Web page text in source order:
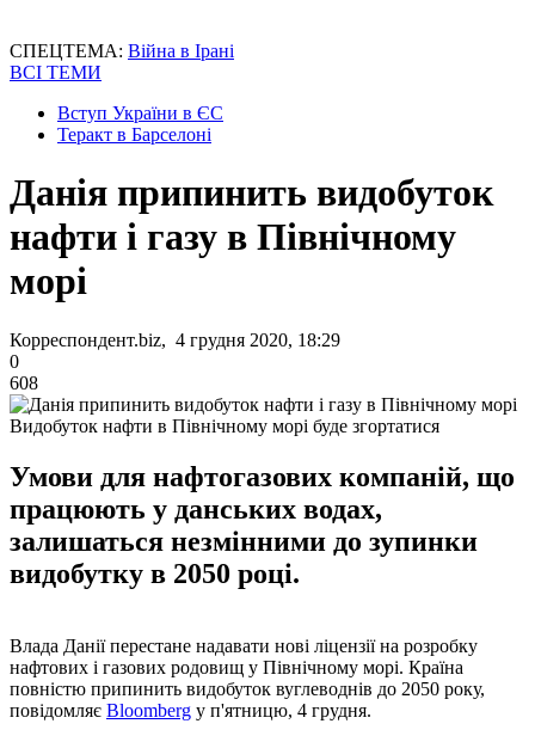
СПЕЦТЕМА: Війна в Ірані
ВСІ ТЕМИ
Вступ України в ЄС
Теракт в Барселоні
Данія припинить видобуток
нафти і газу в Північному
морі
Корреспондент.biz, 4 грудня 2020, 18:29
0
608
Видобуток нафти в Північному морі буде згортатися
Умови для нафтогазових компаній, що
працюють у данських водах,
залишаться незмінними до зупинки
видобутку в 2050 році.
Влада Данії перестане надавати нові ліцензії на розробку
нафтових і газових родовищ у Північному морі. Країна
повністю припинить видобуток вуглеводнів до 2050 року,
повідомляє Bloomberg у п'ятницю, 4 грудня.